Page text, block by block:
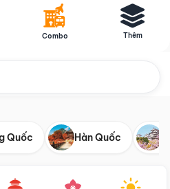
Combo Thêm
Quốc Hàn Quốc